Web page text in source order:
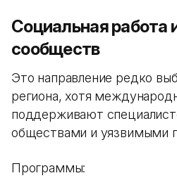
Социальная работа
сообществ
Это направление редко
региона, хотя
поддерживают
обществами и уязвимыми
Программы: